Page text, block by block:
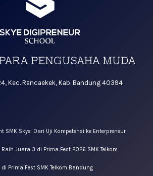
Kec. Rancaekek, Kab. Bandung 40394
SMK Skye: Dari Uji Kompetensi ke Enterpreneur
Raih Juara 3 di Prima Fest 2026 SMK Telkom
di Prima Fest SMK Telkom Bandung